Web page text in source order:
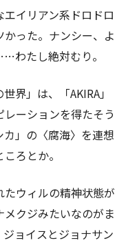
イリアン系ドロドロ
った。ナンシー、よ
わたし絶対むり。
界」は、「AKIRA」
ーションを得たそう
」の〈腐海〉を連想
ろとか。
ウィルの精神状態が
クジみたいなのがま
ョイスとジョナサン